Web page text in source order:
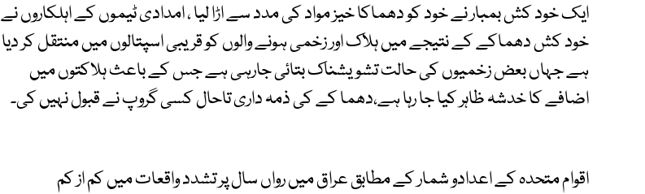
ایک خود کش بمبار نے خود کو دھماکا خیز مواد کی مدد سے اڑا لیا ، امدادی ٹیموں کے اہلکاروں نے
خود کش دھماکے کے نتیجے میں ہلاک اور زخمی ہونے والوں کو قریبی اسپتالوں میں منتقل کر دیا
ہے جہاں بعض زخمیوں کی حالت تشویشناک بتائی جارہی ہے جس کے باعث ہلاکتوں میں
اضافے کا خدشہ ظاہر کیا جا رہا ہے،دھما کے کی ذمہ داری تاحال کسی گروپ نے قبول نہیں کی۔
اقوام متحدہ کے اعدادو شمار کے مطابق عراق میں رواں سال پر تشدد واقعات میں کم از کم